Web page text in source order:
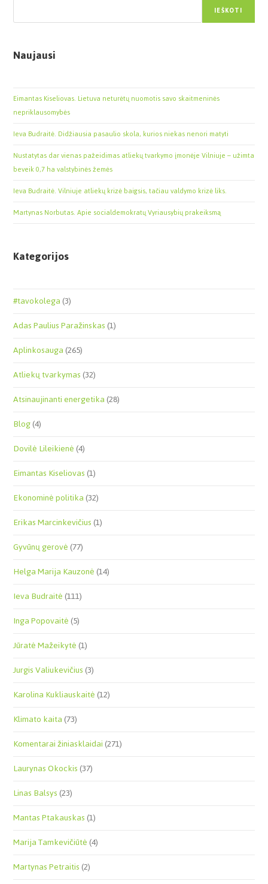
IEŠKOTI
Naujausi
Eimantas Kiseliovas. Lietuva neturėtų nuomotis savo skaitmeninės
nepriklausomybės
Ieva Budraitė. Didžiausia pasaulio skola, kurios niekas nenori matyti
Nustatytas dar vienas pažeidimas atliekų tvarkymo įmonėje Vilniuje – užimta
beveik 0,7 ha valstybinės žemės
Ieva Budraitė. Vilniuje atliekų krizė baigsis, tačiau valdymo krizė liks.
Martynas Norbutas. Apie socialdemokratų Vyriausybių prakeiksmą
Kategorijos
#tavokolega(3)
Adas Paulius Paražinskas(1)
Aplinkosauga(265)
Atliekų tvarkymas(32)
Atsinaujinanti energetika(28)
Blog(4)
Dovilė Lileikienė(4)
Eimantas Kiseliovas(1)
Ekonominė politika(32)
Erikas Marcinkevičius(1)
Gyvūnų gerovė(77)
Helga Marija Kauzonė(14)
Ieva Budraitė(111)
Inga Popovaitė(5)
Jūratė Mažeikytė(1)
Jurgis Valiukevičius(3)
Karolina Kukliauskaitė(12)
Klimato kaita(73)
Komentarai žiniasklaidai(271)
Laurynas Okockis(37)
Linas Balsys(23)
Mantas Ptakauskas(1)
Marija Tamkevičiūtė(4)
Martynas Petraitis(2)